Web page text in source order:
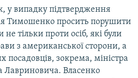
у випадку підтвердження
Тимошенко просить порушити
тільки проти осіб, які були
з американської сторони, а
посадовців, зокрема, міністра
Лавриновича. Власенко